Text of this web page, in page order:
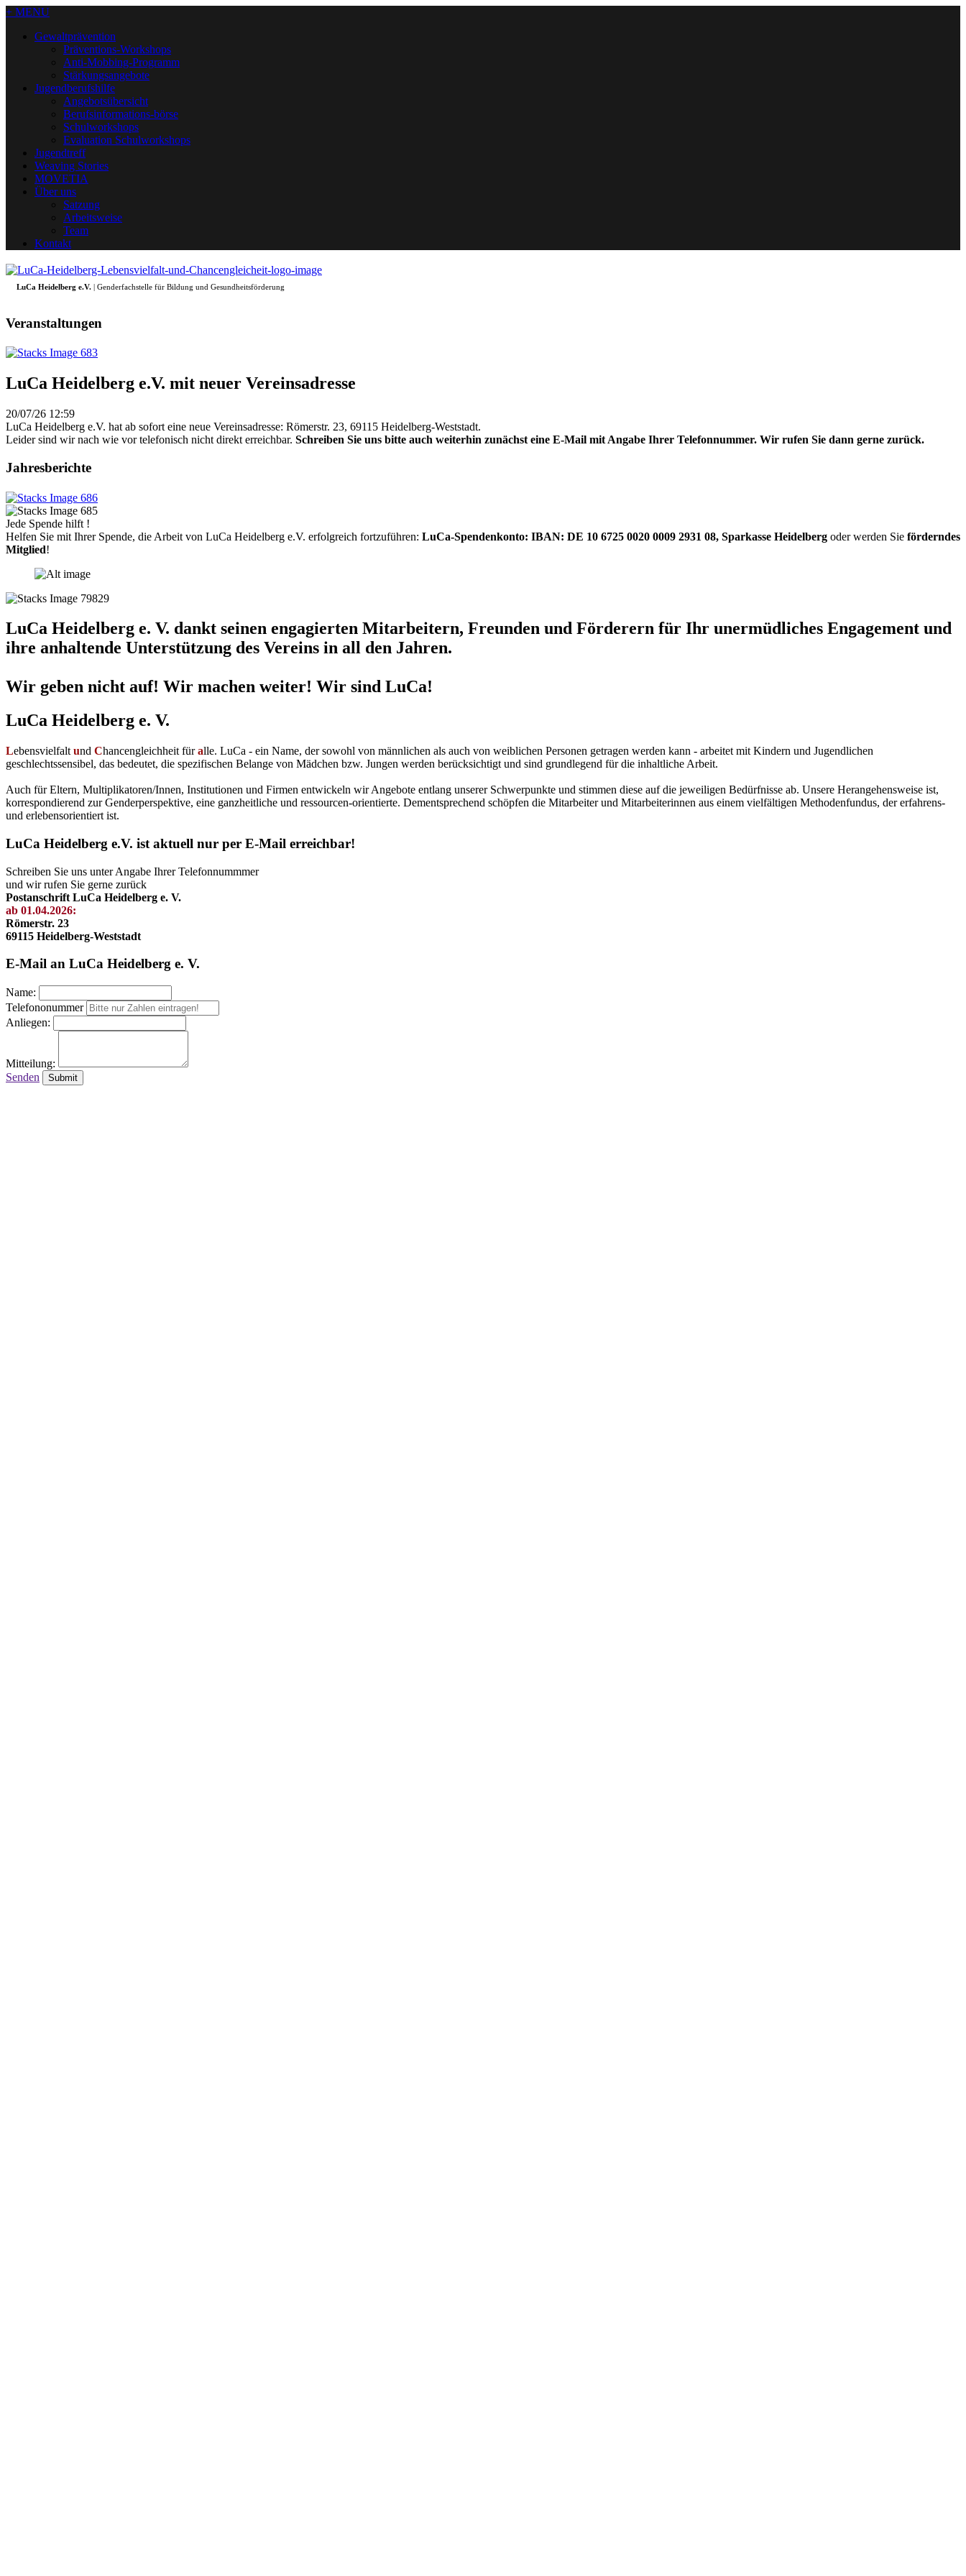
+ MENU
Gewaltprävention
Präventions-Workshops
Anti-Mobbing-Programm
Stärkungsangebote
Jugendberufshilfe
Angebotsübersicht
Berufsinformations-börse
Schulworkshops
Evaluation Schulworkshops
Jugendtreff
Weaving Stories
MOVETIA
Über uns
Satzung
Arbeitsweise
Team
Kontakt
LuCa Heidelberg e.V. | Genderfachstelle für Bildung und Gesundheitsförderung
Veranstaltungen
LuCa Heidelberg e.V. mit neuer Vereinsadresse
20/07/26 12:59
LuCa Heidelberg e.V. hat ab sofort eine neue Vereinsadresse: Römerstr. 23, 69115 Heidelberg-Weststadt.
Leider sind wir nach wie vor telefonisch nicht direkt erreichbar. Schreiben Sie uns bitte auch weiterhin zunächst eine E-Mail mit Angabe Ihrer Telefonnummer. Wir rufen Sie dann gerne zurück.
Jahresberichte
Jede Spende hilft !
Helfen Sie mit Ihrer Spende, die Arbeit von LuCa Heidelberg e.V. erfolgreich fortzuführen: LuCa-Spendenkonto: IBAN: DE 10 6725 0020 0009 2931 08, Sparkasse Heidelberg oder werden Sie förderndes
Mitglied!
LuCa Heidelberg e. V. dankt seinen engagierten Mitarbeitern, Freunden und Förderern für Ihr unermüdliches Engagement und
ihre anhaltende Unterstützung des Vereins in all den Jahren.
Wir geben nicht auf! Wir machen weiter! Wir sind LuCa!
LuCa Heidelberg e. V.
Lebensvielfalt und Chancengleichheit füralle. LuCa - ein Name, der sowohl von männlichen als auch von weiblichen Personen getragen werden kann - arbeitet mit Kindern und Jugendlichen
geschlechtssensibel, das bedeutet, die spezifischen Belange von Mädchen bzw. Jungen werden berücksichtigt und sind grundlegend für die inhaltliche Arbeit.
Auch für Eltern, Multiplikatoren/Innen, Institutionen und Firmen entwickeln wir Angebote entlang unserer Schwerpunkte und stimmen diese auf die jeweiligen Bedürfnisse ab. Unsere Herangehensweise ist,
korrespondierend zur Genderperspektive, eine ganzheitliche und ressourcen-orientierte. Dementsprechend schöpfen die Mitarbeiter und Mitarbeiterinnen aus einem vielfältigen Methodenfundus, der erfahrens-
und erlebensorientiert ist.
LuCa Heidelberg e.V. ist aktuell nur per E-Mail erreichbar!
Schreiben Sie uns unter Angabe Ihrer Telefonnummmer
und wir rufen Sie gerne zurück
Postanschrift LuCa Heidelberg e. V.
ab 01.04.2026:
Römerstr. 23
69115 Heidelberg-Weststadt
E-Mail an LuCa Heidelberg e. V.
Name:
Telefononummer
Anliegen:
Mitteilung:
Senden